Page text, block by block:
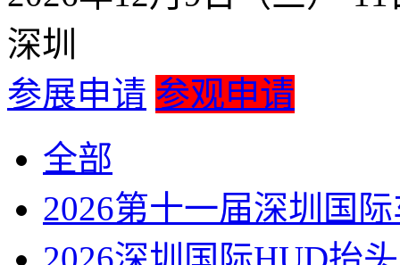
深圳
参展申请 参观申请
全部
2026第十一届深圳国